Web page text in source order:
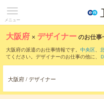
メニュー
大阪府 × デザイナーのお仕事
大阪府の派遣のお仕事情報です。 中央区、
てください。デザイナーのお仕事の他に、
などのこだわ
典：デザイナーのお仕事とは？とは？
大阪府 / デザイナー